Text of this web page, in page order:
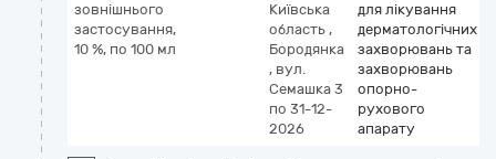
зовнішнього
застосування,
10 %, по 100 мл
Київська
область ,
Бородянка
, вул.
Семашка 3
по 31-12-
2026
для лікування
дерматологічних
захворювань та
захворювань
опорно-
рухового
апарату